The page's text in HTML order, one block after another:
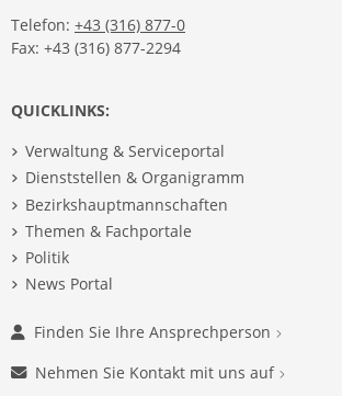
Telefon: +43 (316) 877-0
Fax: +43 (316) 877-2294
QUICKLINKS:
Verwaltung & Serviceportal
Dienststellen & Organigramm
Bezirkshauptmannschaften
Themen & Fachportale
Politik
News Portal
Finden Sie Ihre Ansprechperson
Nehmen Sie Kontakt mit uns auf